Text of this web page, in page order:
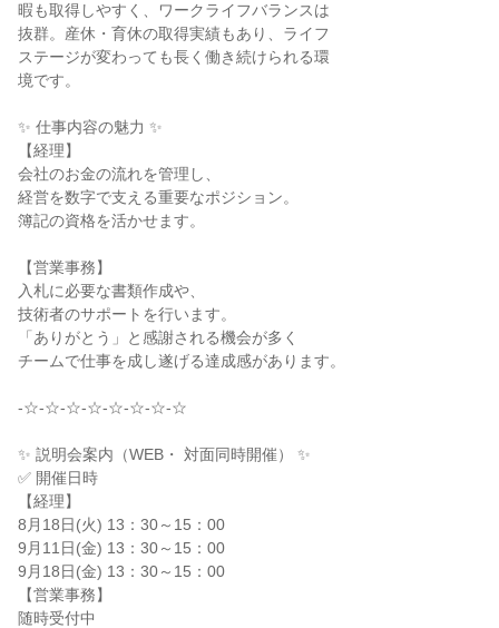
暇も取得しやすく、ワークライフバランスは
抜群。産休・育休の取得実績もあり、ライフ
ステージが変わっても長く働き続けられる環
境です。
✨ 仕事内容の魅力 ✨
【経理】
会社のお金の流れを管理し、
経営を数字で支える重要なポジション。
簿記の資格を活かせます。
【営業事務】
入札に必要な書類作成や、
技術者のサポートを行います。
「ありがとう」と感謝される機会が多く
チームで仕事を成し遂げる達成感があります。
-☆-☆-☆-☆-☆-☆-☆-☆
✨ 説明会案内（WEB・ 対面同時開催） ✨
✅ 開催日時
【経理】
8月18日(火) 13：30～15：00
9月11日(金) 13：30～15：00
9月18日(金) 13：30～15：00
【営業事務】
随時受付中